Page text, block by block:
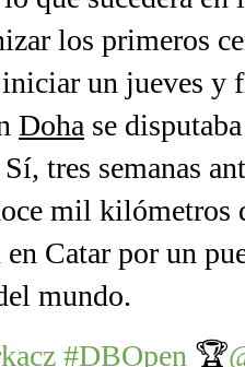
los primeros
un jueves y
Doha se
Sí, tres semanas
mil kilómetros
en Catar por un
mundo.
#DBOpen 🏆